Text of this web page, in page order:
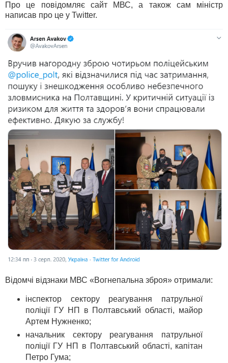
Про це повідомляє сайт МВС, а також сам міністр
написав про це у Twitter.
Відомчі відзнаки МВС «Вогнепальна зброя» отримали:
інспектор сектору реагування патрульної
поліції ГУ НП в Полтавський області, майор
Артем Нужненко;
начальник сектору реагування патрульної
поліції ГУ НП в Полтавський області, капітан
Петро Гума;